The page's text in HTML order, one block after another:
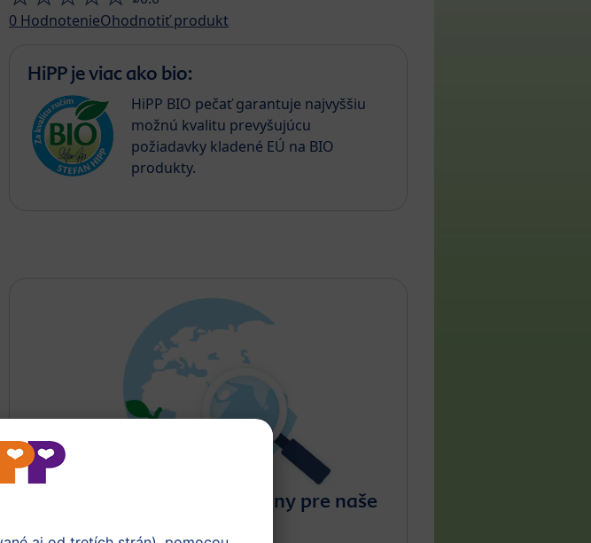
0 HodnotenieOhodnotiť produkt
HiPP je viac ako bio:
HiPP BIO pečať garantuje najvyššiu
možnú kvalitu prevyšujúcu
požiadavky kladené EÚ na BIO
produkty.
Odkiaľ pochádzajú suroviny pre naše